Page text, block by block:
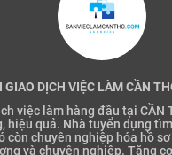
GIAO DỊCH VIỆC LÀM CẦN
việc làm hàng đầu tại CẦN
hiệu quả. Nhà tuyển dụng
còn chuyên nghiệp hóa hồ
và chuyên nghiệp. Tăng